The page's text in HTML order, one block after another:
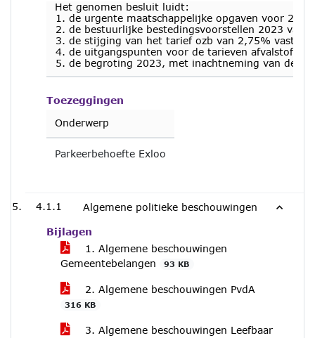
Het genomen besluit luidt:
de urgente maatschappelijke opgaven voor
de bestuurlijke bestedingsvoorstellen 2023 vast
de stijging van het tarief ozb van 2,75% vast te
de uitgangspunten voor de tarieven
de begroting 2023, met inachtneming van de
Toezeggingen
Onderwerp
Parkeerbehoefte Exloo
4.1.1 Algemene politieke beschouwingen
Bijlagen
1. Algemene beschouwingen
Gemeentebelangen
93 KB
2. Algemene beschouwingen PvdA
316 KB
3. Algemene beschouwingen Leefbaar